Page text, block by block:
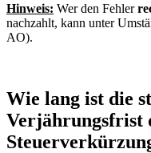
Hinweis: Wer den Fehler
nachzahlt, kann unter
AO).
Wie lang ist die
Verjährungsfrist